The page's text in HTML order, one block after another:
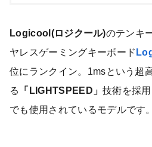
Logicool(ロジクール)のテンキ
ヤレスゲーミングキーボード
位にランクイン。1msという超
る
「LIGHTSPEED」技術を採
でも使用されているモデルです。